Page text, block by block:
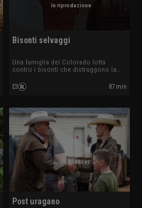
In riproduzione
Bisonti selvaggi
Una famiglia del Colorado lotta
contro i bisonti che distruggono la
caos e creare un percorso verso
l’autosufficienza.
E3 87 min
Post uragano